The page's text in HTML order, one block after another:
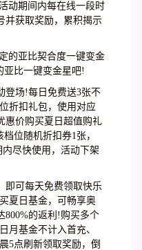
动期间内每在线一段时
并获取奖励，累积揭示
的亚比契合度一键变金
亚比一键变金星吧!
登场!每日免费送3张不
折扣礼包，使用对应
惠价购买夏日超值购礼
位随机折扣券1张，
尽快使用，活动下架
即可每天免费领取快乐
夏日基金，可畅享奥
800%的返利!购买多个
月基金不计入首充、
5点刷新领取奖励，倒